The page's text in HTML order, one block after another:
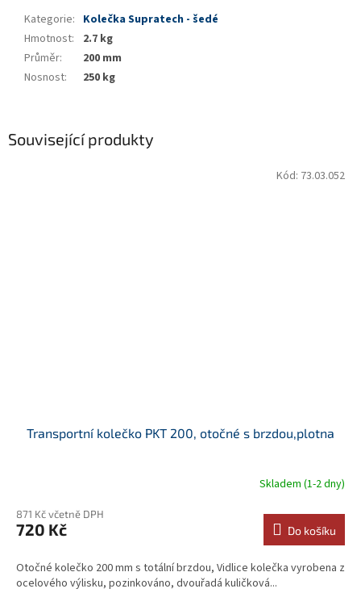
Související produkty
Transportní kolečko PKT 200, otočné s brzdou,plotna
Skladem (1-2 dny)
871 Kč včetně DPH
720 Kč Do košíku
Otočné kolečko 200 mm s totální brzdou, Vidlice kolečka vyrobena z
ocelového výlisku, pozinkováno, dvouřadá kuličková...
Kód: 73.03.052
Kategorie: Kolečka Supratech - šedé
Hmotnost:
2.7 kg
Průměr:
200 mm
Nosnost: 250 kg